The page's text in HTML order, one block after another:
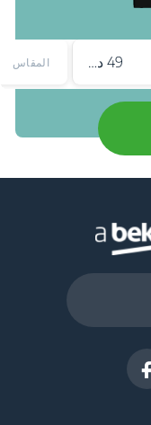
49 ديسيبل المقاس